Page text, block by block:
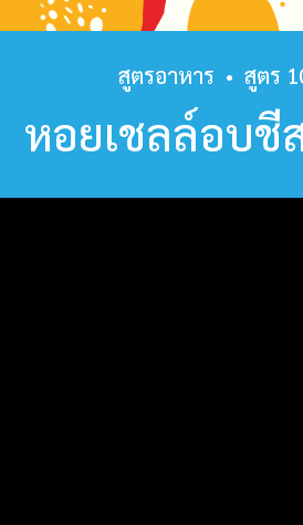
สูตรอาหาร • สูตร
หอยเชลล์อบชี